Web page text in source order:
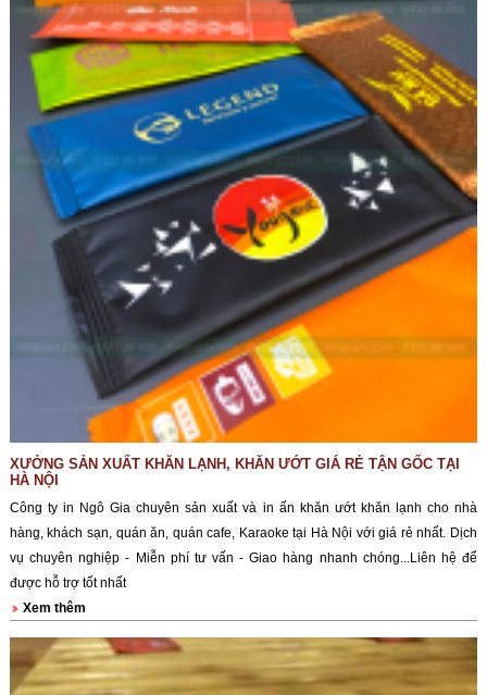
XƯỞNG SẢN XUẤT KHĂN LẠNH, KHĂN ƯỚT GIÁ RẺ TẬN GỐC TẠI
HÀ NỘI
Công ty in Ngô Gia chuyên sản xuất và in ấn khăn ướt khăn lạnh cho nhà
hàng, khách sạn, quán ăn, quán cafe, Karaoke tại Hà Nội với giá rẻ nhất. Dịch
vụ chuyên nghiệp - Miễn phí tư vấn - Giao hàng nhanh chóng...Liên hệ để
được hỗ trợ tốt nhất
Xem thêm